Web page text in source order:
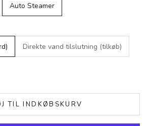
Auto Steamer
Direkte vand tilslutning (tilkøb)
TIL INDKØBSKURV